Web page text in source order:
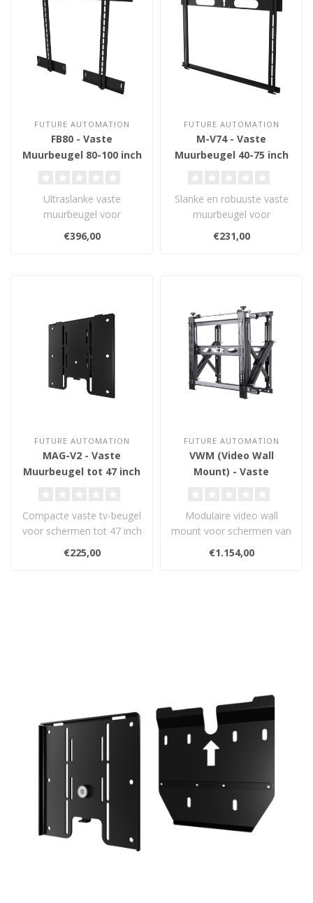
FUTURE AUTOMATION
FB80 - Vaste
Muurbeugel 80-100 inch
Ultraslanke vaste
muurbeugel voor
schermen van 80" tot
100". Slechts 25 mm van
€396,00
FUTURE AUTOMATION
M-V74 - Vaste
Muurbeugel 40-75 inch
Slanke en robuuste vaste
muurbeugel voor
schermen van 40" tot 75"
met VESA 700x4..
€231,00
FUTURE AUTOMATION
MAG-V2 - Vaste
Muurbeugel tot 47 inch
Compacte vaste tv-beugel
voor schermen tot 47 inch
met VESA 200. Slechts 15
mm d..
€225,00
FUTURE AUTOMATION
VWM (Video Wall
Mount) - Vaste
Modulaire video wall
mount voor schermen van
42–70 inch. Met push-
open mechani..
€1.154,00